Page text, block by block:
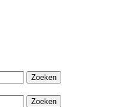
Zoeken
Zoeken